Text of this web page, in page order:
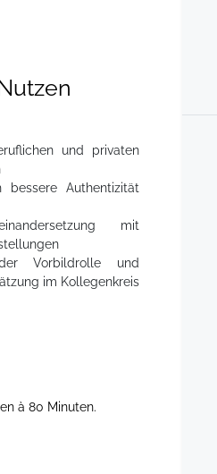
und privaten
bessere Authentizität
mit
Vorbildrolle und
im Kollegenkreis
à 80 Minuten.